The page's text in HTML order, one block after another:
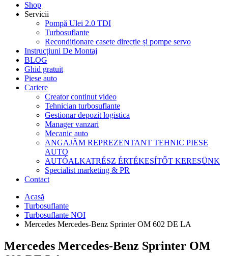
Shop
Servicii
Pompă Ulei 2.0 TDI
Turbosuflante
Recondiționare casete direcție și pompe servo
Instrucțiuni De Montaj
BLOG
Ghid gratuit
Piese auto
Cariere
Creator continut video
Tehnician turbosuflante
Gestionar depozit logistica
Manager vanzari
Mecanic auto
ANGAJĂM REPREZENTANT TEHNIC PIESE
AUTO
AUTÓALKATRÉSZ ÉRTÉKESÍTŐT KERESÜNK
Specialist marketing & PR
Contact
Acasă
Turbosuflante
Turbosuflante NOI
Mercedes Mercedes-Benz Sprinter OM 602 DE LA
Mercedes Mercedes-Benz Sprinter OM